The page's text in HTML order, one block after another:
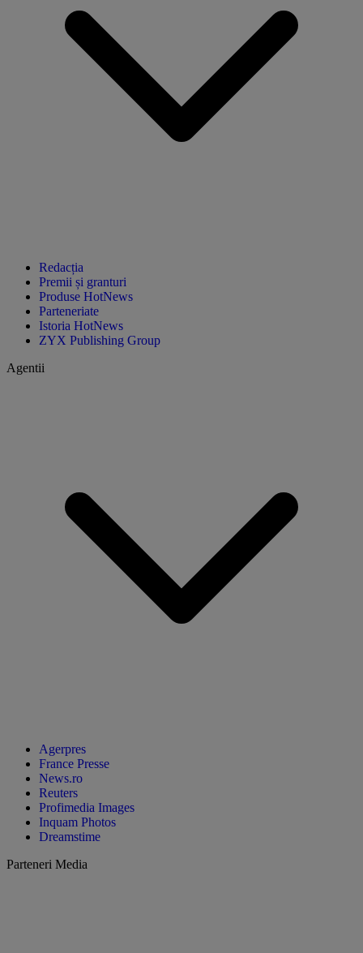
Redacția
Premii și granturi
Produse HotNews
Parteneriate
Istoria HotNews
ZYX Publishing Group
Agentii
Agerpres
France Presse
News.ro
Reuters
Profimedia Images
Inquam Photos
Dreamstime
Parteneri Media